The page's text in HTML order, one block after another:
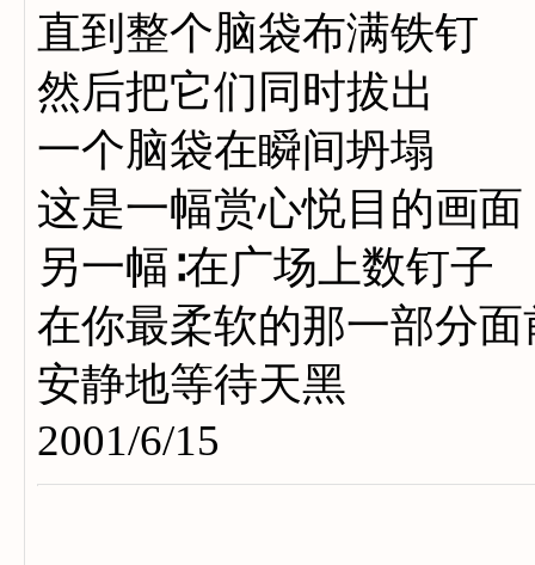
直到整个脑袋布满铁钉
然后把它们同时拔出
一个脑袋在瞬间坍塌
这是一幅赏心悦目的画面
另一幅∶在广场上数钉子
在你最柔软的那一部分
安静地等待天黑
2001/6/15